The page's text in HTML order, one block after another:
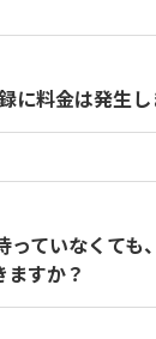
ビスから取得し
きるように、こ
録フォームを
に料金は発生し
っていなくても
すか？